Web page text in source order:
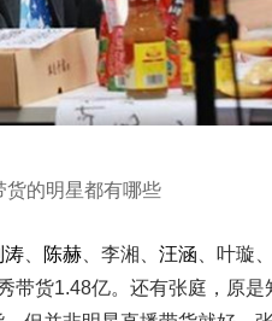
货的明星都有哪些
涛 陈赫 、李湘、 汪涵 、叶璇
带货1.48亿。还有张庭，原